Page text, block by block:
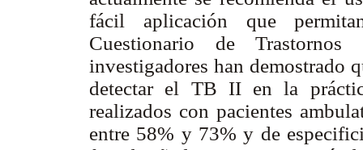
fácil aplicación que
Cuestionario de
investigadores han demostrado
detectar el TB II en la
realizados con pacientes
entre 58% y 73% y de